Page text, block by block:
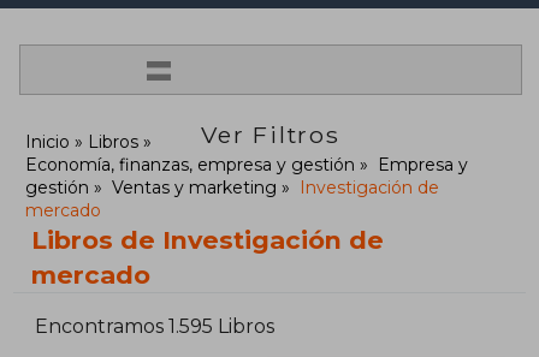
=
Ver Filtros
Inicio
Libros
Economía, finanzas, empresa y gestión
Empresa y
gestión
Ventas y marketing
Investigación de
mercado
Libros de Investigación de
mercado
Encontramos 1.595 Libros